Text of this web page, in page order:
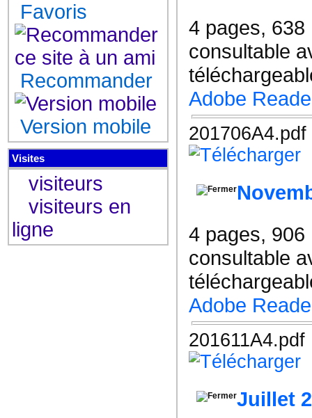
Favoris
Recommander
Version mobile
Visites
visiteurs
visiteurs en
ligne
4 pages, 638
consultable
Adobe
201706A4.pdf
4 pages, 906
consultable
Adobe
201611A4.pdf
Juillet